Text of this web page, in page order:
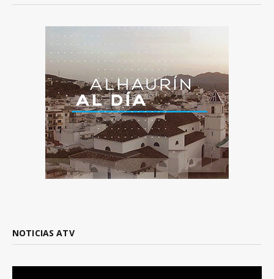
NOTICIAS ATV